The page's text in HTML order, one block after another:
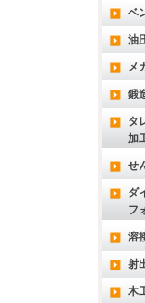
ベ
油
メ
鍛
タ
加
せ
ダ
フ
溶
射
木